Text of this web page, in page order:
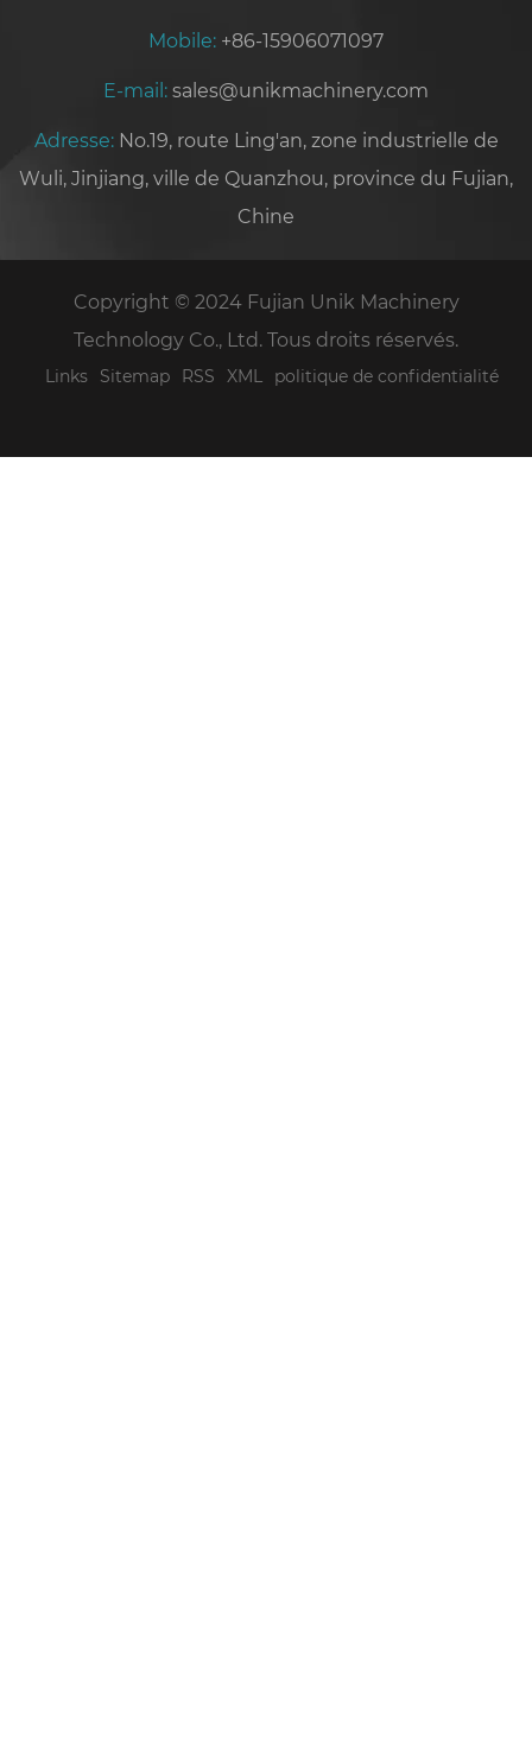
Mobile: +86-15906071097
E-mail: sales@unikmachinery.com
Adresse: No.19, route Ling'an, zone industrielle de
Wuli, Jinjiang, ville de Quanzhou, province du Fujian,
Chine
Copyright © 2024 Fujian Unik Machinery
Technology Co., Ltd. Tous droits réservés.
Links Sitemap RSS XML politique de confidentialité